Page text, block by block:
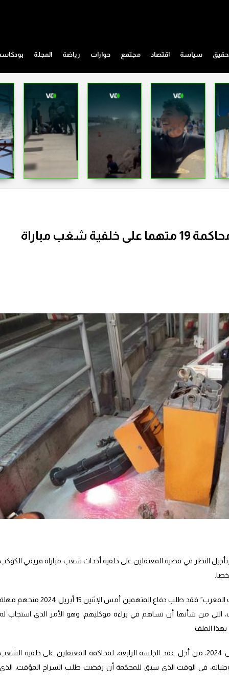
سياسة اقتصاد مجتمع حوارات رياضة المجلة
من بينهم 11 قاصر.. تأجيل محاكمة 19 متهما على خلفية شغب مباراة
بتأجيل النظر في قضية المعتقلين على خلفية أحداث شغب مباراة فريقي الكوكب
وبحسب معلومات حصلت عليها صحيفة “صوت المغرب” فقد طلب دفاع المتهمين أمس الإثنين 15 أبريل 2024 منحهم مهلة
التي من شأنها أن تساهم في براءة موكليهم، وهو الأمر الذي استجاب له
الملف.
وقرر قاضي الجلسة تحديد يوم الإثنين 29 أبريل 2024، من أجل عقد الجلسة الرابعة، لمحاكمة المعتقلين على خلفية الشغب
في الوقت الذي سبق للمحكمة أن رفضت طلب السراح المؤقت، الذي